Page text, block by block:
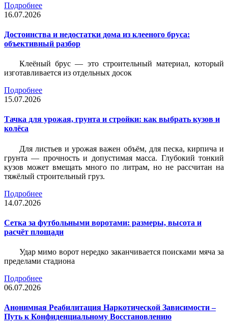
Подробнее
16.07.2026
Достоинства и недостатки дома из клееного бруса:
объективный разбор
Клеёный брус — это строительный материал, который
изготавливается из отдельных досок
Подробнее
15.07.2026
Тачка для урожая, грунта и стройки: как выбрать кузов и
колёса
Для листьев и урожая важен объём, для песка, кирпича и
грунта — прочность и допустимая масса. Глубокий тонкий
кузов может вмещать много по литрам, но не рассчитан на
тяжёлый строительный груз.
Подробнее
14.07.2026
Сетка за футбольными воротами: размеры, высота и
расчёт площади
Удар мимо ворот нередко заканчивается поисками мяча за
пределами стадиона
Подробнее
06.07.2026
Анонимная Реабилитация Наркотической Зависимости –
Путь к Конфиденциальному Восстановлению